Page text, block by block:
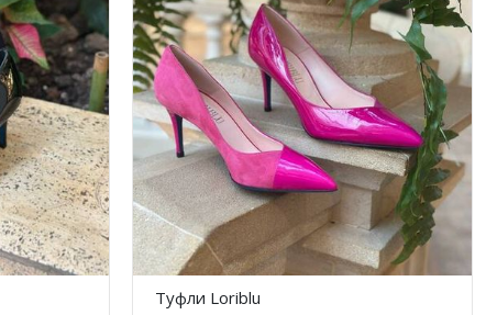
Туфли Loriblu